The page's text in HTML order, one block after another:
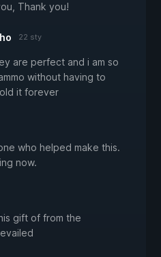
Thank you!
22 sty
are perfect and i am so
without having to
it forever
who helped make this.
now.
gift of from the